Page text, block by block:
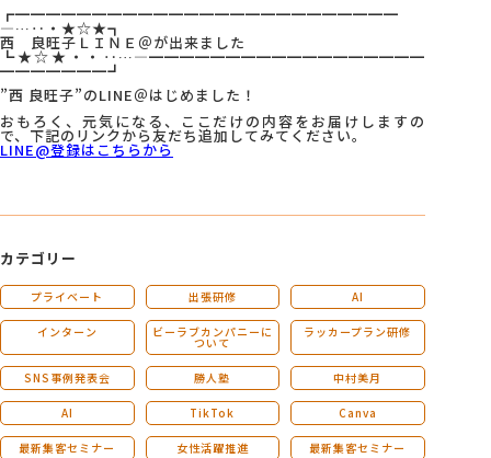
┏━━━━━━━━━━━━━━━━━━━━━━━━━
―…‥・★☆★┓
西 良旺子ＬＩＮＥ＠が出来ました
┗★☆★・・‥…―━━━━━━━━━━━━━━━━━━
━━━━━━━┛
”西 良旺子”のLINE＠はじめました！
おもろく、元気になる、ここだけの内容をお届けしますの
で、下記のリンクから友だち追加してみてください。
LINE@登録はこちらから
カテゴリー
プライベート 出張研修 AI
インターン ビーラブカンパニーに
ついて
ラッカープラン研修
SNS事例発表会 勝人塾 中村美月
AI TikTok Canva
最新集客セミナー 女性活躍推進 最新集客セミナー